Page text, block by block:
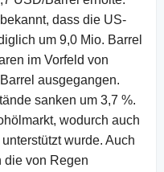
dass die US-
um 9,0 Mio. Barrel
im Vorfeld von
ausgegangen.
sanken um 3,7 %.
wodurch auch
wurde. Auch
die von Regen